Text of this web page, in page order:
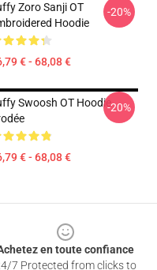
Zoro Sanji OT
Hoodie
€ - 68,08 €
-20%
Swoosh OT Hoodie
€ - 68,08 €
-20%
en toute confiance
7 Protected from clicks to